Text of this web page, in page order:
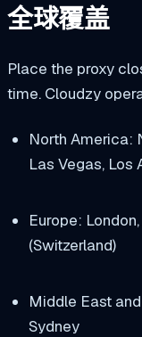
全球覆盖
Place the proxy
time. Cloudzy
North America:
Las Vegas, Los
Europe:
(Switzerland)
Middle East
Sydney